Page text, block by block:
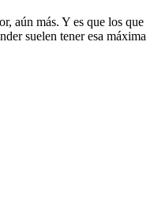
aún más. Y es que los que
suelen tener esa máxima